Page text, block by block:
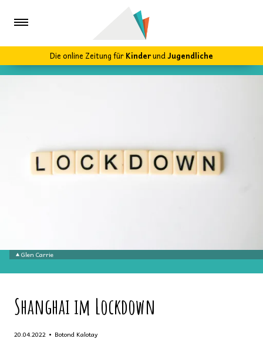
Die online Zeitung fürKinderundJugendliche
Glen Carrie
Shanghai im Lockdown
20.04.2022 • Botond Kalotay